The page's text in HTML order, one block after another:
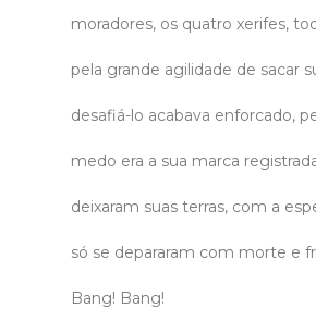
moradores, os quatro xerifes,
pela grande agilidade de sacar
desafiá-lo acabava enforcado,
medo era a sua marca
deixaram suas terras, com a
só se depararam com morte e
Bang! Bang!